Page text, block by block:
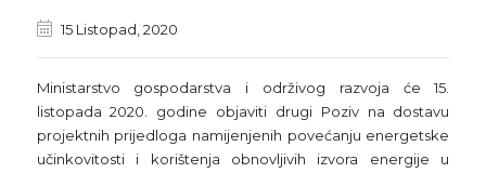
15 Listopad, 2020
Ministarstvo gospodarstva i održivog razvoja će 15.
listopada 2020. godine objaviti drugi Poziv na dostavu
projektnih prijedloga namijenjenih povećanju energetske
učinkovitosti i korištenja obnovljivih izvora energije u